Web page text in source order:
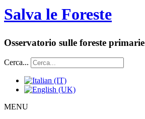
Salva le Foreste
Osservatorio sulle foreste primarie
Cerca...
MENU